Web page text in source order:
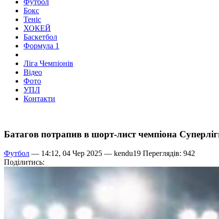
Футбол
Бокс
Теніс
ХОКЕЙ
Баскетбол
Формула 1
Ліга Чемпіонів
Відео
Фото
УПЛ
Контакти
Батагов потрапив в шорт-лист чемпіона
Футбол — 14:12, 04 Чер 2025 — kendu19 Переглядів: 942
Поділитись: